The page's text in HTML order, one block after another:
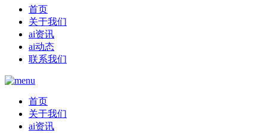
首页
关于我们
ai资讯
ai动态
联系我们
首页
关于我们
ai资讯